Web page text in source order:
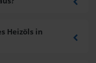
Heizöls in